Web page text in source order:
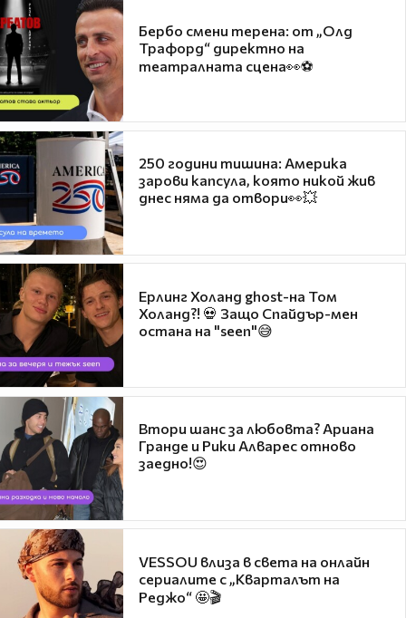
Бербо смени терена: от „Олд
Трафорд“ директно на
театралната сцена👀⚽
250 години тишина: Америка
зарови капсула, която никой жив
днес няма да отвори👀💥
Ерлинг Холанд ghost-на Том
Холанд?! 💀 Защо Спайдър-мен
остана на "seen"😅
Втори шанс за любовта? Ариана
Гранде и Рики Алварес отново
заедно!😍
VESSOU влиза в света на онлайн
сериалите с „Кварталът на
Реджо“ 🤩🎬